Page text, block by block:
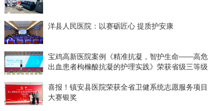
洋县人民医院：以赛砺匠心 提质护安康
宝鸡高新医院案例《精准抗凝，智护生命——高危
出血患者枸橼酸抗凝的护理实践》荣获省级三等级
喜报！镇安县医院荣获全省卫健系统志愿服务项目
大赛银奖